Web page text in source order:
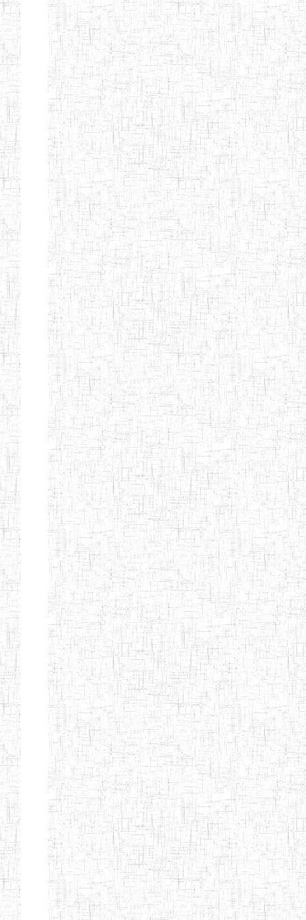
SAINT
ANDREW'S BTTC
28/12/2007 ENIEG
MODEL
INCLUSIVE
BILINGUAL
TEACHER
TRAINING
INSTITUTE
08/09/2015 ENIEG
CEFED/SPED/TTI
SANTA
17/11/2008 ENIEG
PTTC MBENGWI 06/08/1990 ENIEG
FULL GOSPEL
BTTC MBENGWI
02/10/1998 ENIEG
BAPTIST
TEACHERS
TRAINING
COLLEGE
08/08/1983 ENIEG
KENCHOLIA
TEACHER'S
TRAINING
COLLEGE
"K.T.T.C NDOP"
15/09/2015 ENIEG
ENIEG PRIVEE
BILINGUE
LAIQUE LES
PERFORMANCES
PEDAGOGIQUES
01/09/2015 ENIEG
ENIEG DU HAUT
NKAM
12/08/2013 ENIEG
ENIEG BILINGUE
DE L'IPEP DE
BANDJOUN
05/09/2003 ENIEG
ENIEG PRIVEE
NANFAH
07/09/2012 ENIEG
ENPIEG TERESA
JANE
14/03/2014 ENIEG